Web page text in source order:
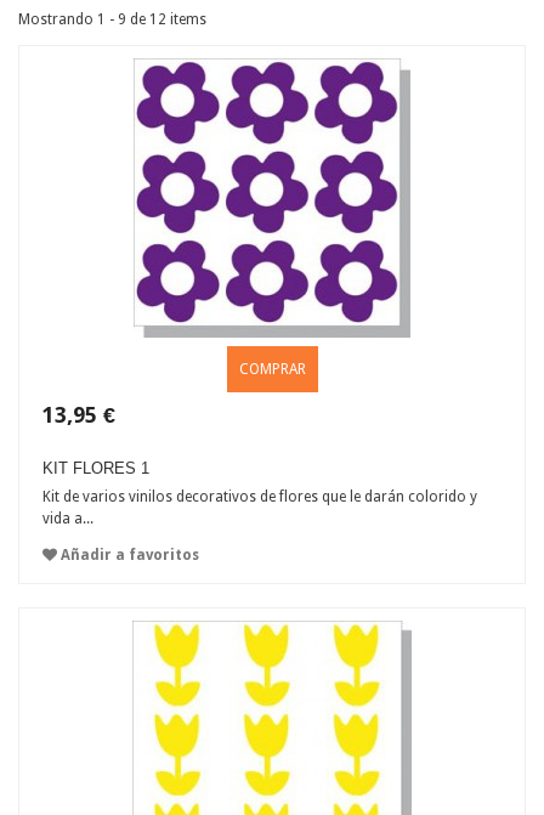
Mostrando 1 - 9 de 12 items
COMPRAR
13,95 €
KIT FLORES 1
Kit de varios vinilos decorativos de flores que le darán colorido y
vida a...
Añadir a favoritos